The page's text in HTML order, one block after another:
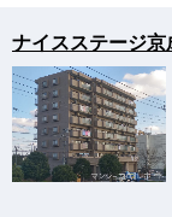
ナイスステージ京